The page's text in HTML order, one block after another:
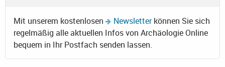
Mit unserem kostenlosen Newsletterkönnen Sie sich
regelmäßig alle aktuellen Infos von Archäologie Online
bequem in Ihr Postfach senden lassen.